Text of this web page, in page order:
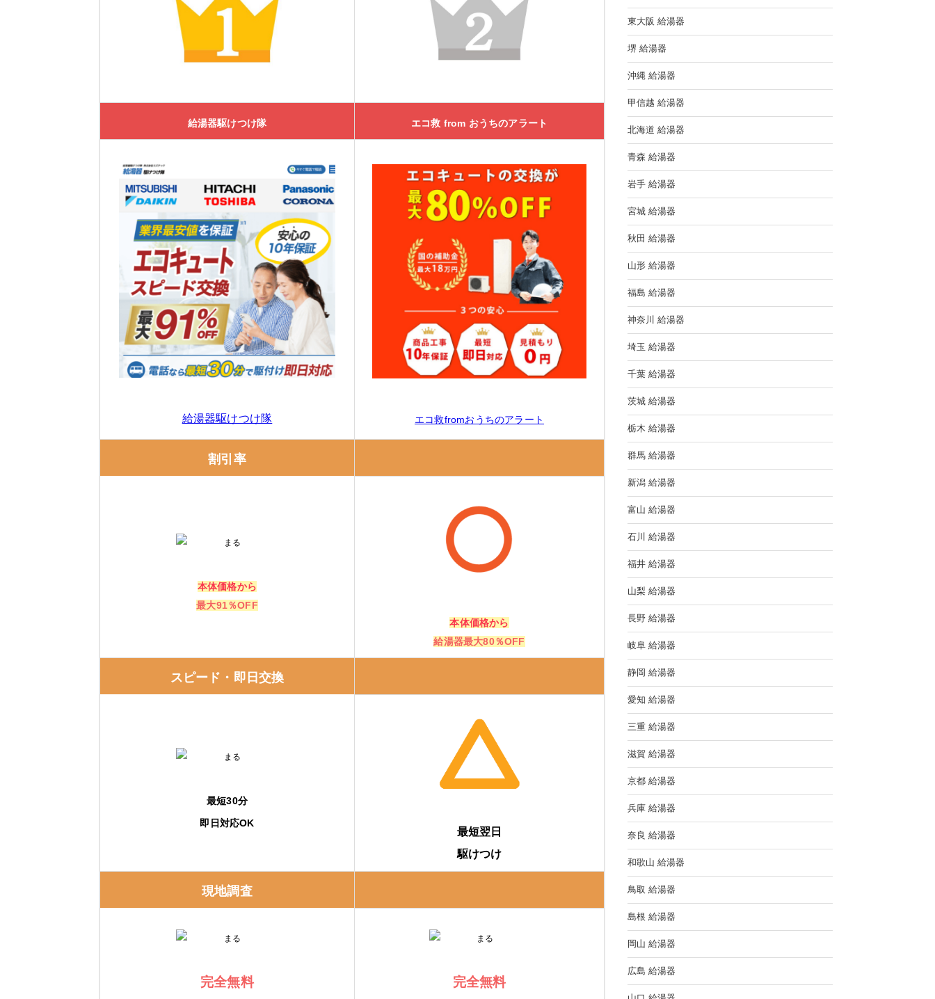
きゅっとの口コミ
湯ドクターの特徴
湯ドクターの口コミ
大問屋
大問屋の特徴
大問屋の口コミ
交換できるくん
交換できるくんの特徴
交換できるくんの口コミ
ガスペックの特徴
エコキュート交換の窓口
エコキュート交換の窓口の口コミ
購入・交換前に知っておくべき注意点
保証内容を確認する
給湯器駆けつけ隊 エコ救 from おうちのアラート
給湯器駆けつけ隊 エコ救fromおうちのアラート
割引率
本体価格から
最大91％OFF
本体価格から
給湯器最大80％OFF
スピード・即日交換
最短30分
即日対応OK
最短翌日
駆けつけ
現地調査
完全無料 完全無料
東大阪 給湯器
堺 給湯器
沖縄 給湯器
甲信越 給湯器
北海道 給湯器
青森 給湯器
岩手 給湯器
宮城 給湯器
秋田 給湯器
山形 給湯器
福島 給湯器
神奈川 給湯器
埼玉 給湯器
千葉 給湯器
茨城 給湯器
栃木 給湯器
群馬 給湯器
新潟 給湯器
富山 給湯器
石川 給湯器
福井 給湯器
山梨 給湯器
長野 給湯器
岐阜 給湯器
静岡 給湯器
愛知 給湯器
三重 給湯器
滋賀 給湯器
京都 給湯器
兵庫 給湯器
奈良 給湯器
和歌山 給湯器
鳥取 給湯器
島根 給湯器
岡山 給湯器
広島 給湯器